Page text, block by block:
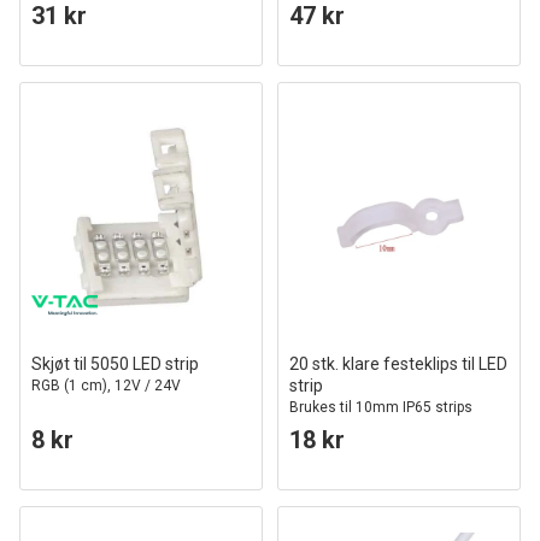
31 kr 47 kr
Skjøt til 5050 LED strip
RGB (1 cm), 12V / 24V
8 kr
20 stk. klare festeklips til LED
strip
Brukes til 10mm IP65 strips
18 kr